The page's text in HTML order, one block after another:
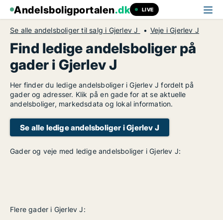
Andelsboligportalen.dk LIVE
Se alle andelsboliger til salg i Gjerlev J Veje i Gjerlev J
Find ledige andelsboliger på
gader i Gjerlev J
Her finder du ledige andelsboliger i Gjerlev J fordelt på
gader og adresser. Klik på en gade for at se aktuelle
andelsboliger, markedsdata og lokal information.
Se alle ledige andelsboliger i Gjerlev J
Gader og veje med ledige andelsboliger i Gjerlev J:
Flere gader i Gjerlev J: